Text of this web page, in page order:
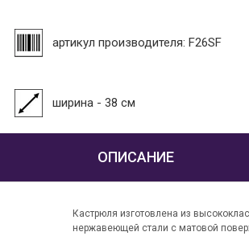
артикул производителя: F26SF
ширина - 38 см
ОПИСАНИЕ
Кастрюля изготовлена из
нержавеющей стали с матовой